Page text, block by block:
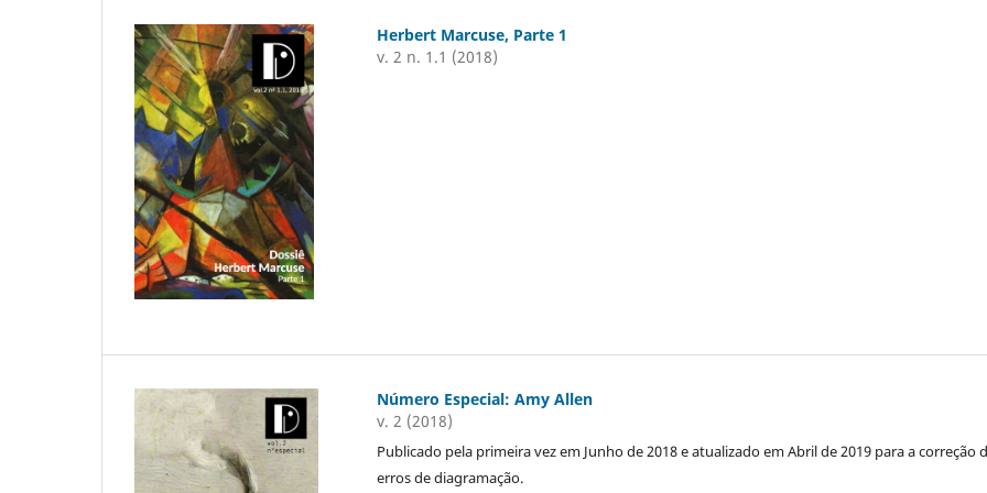
Herbert Marcuse, Parte 1
v. 2 n. 1.1 (2018)
Número Especial: Amy Allen
v. 2 (2018)
Publicado pela primeira vez em Junho de 2018 e atualizado em Abril de 2019 para a correção
erros de diagramação.